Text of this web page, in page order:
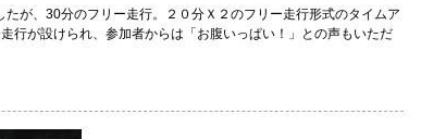
が、30分のフリー走行。２０分Ｘ２のフリー走行形式のタイムア
行が設けられ、参加者からは「お腹いっぱい！」との声もいただ